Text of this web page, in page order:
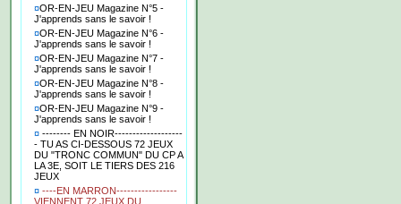
¤OR-EN-JEU Magazine N°5 -
J'apprends sans le savoir !
¤OR-EN-JEU Magazine N°6 -
J'apprends sans le savoir !
¤OR-EN-JEU Magazine N°7 -
J'apprends sans le savoir !
¤OR-EN-JEU Magazine N°8 -
J'apprends sans le savoir !
¤OR-EN-JEU Magazine N°9 -
J'apprends sans le savoir !
¤ -------- EN NOIR-------------------
- TU AS CI-DESSOUS 72 JEUX
DU "TRONC COMMUN" DU CP A
LA 3E, SOIT LE TIERS DES 216
JEUX
¤ ----EN MARRON-----------------
VIENNENT 72 JEUX DU